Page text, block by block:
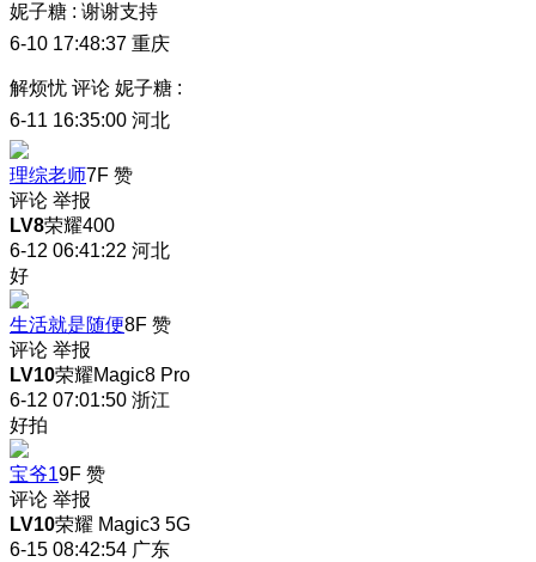
妮子糖 : 谢谢支持
6-10 17:48:37 重庆
解烦忧 评论 妮子糖 :
6-11 16:35:00 河北
理综老师7F 赞
评论 举报
LV8荣耀400
6-12 06:41:22 河北
好
生活就是随便8F 赞
评论 举报
LV10荣耀Magic8 Pro
6-12 07:01:50 浙江
好拍
宝爷19F 赞
评论 举报
LV10荣耀 Magic3 5G
6-15 08:42:54 广东